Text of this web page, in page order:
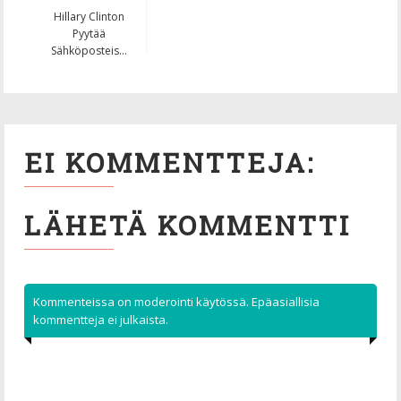
Hillary Clinton
Pyytää
Sähköposteis...
EI KOMMENTTEJA:
LÄHETÄ KOMMENTTI
Kommenteissa on moderointi käytössä. Epäasiallisia
kommentteja ei julkaista.